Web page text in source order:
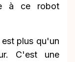
à ce robot
plus qu'un
C'est une